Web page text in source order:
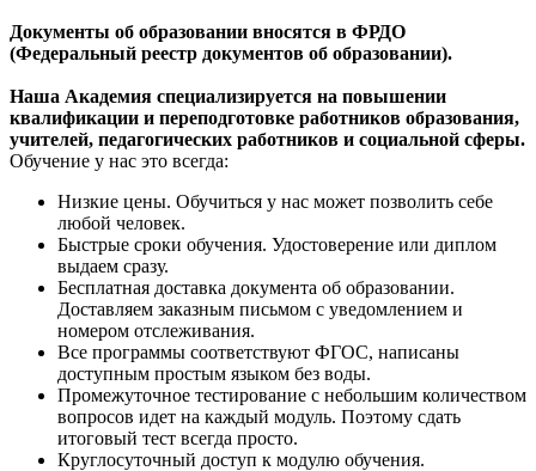
Документы об образовании вносятся в ФРДО
(Федеральный реестр документов об образовании).
Наша Академия специализируется на повышении
квалификации и переподготовке работников образования,
учителей, педагогических работников и социальной сферы.
Обучение у нас это всегда:
Низкие цены. Обучиться у нас может позволить себе
любой человек.
Быстрые сроки обучения. Удостоверение или диплом
выдаем сразу.
Бесплатная доставка документа об образовании.
Доставляем заказным письмом с уведомлением и
номером отслеживания.
Все программы соответствуют ФГОС, написаны
доступным простым языком без воды.
Промежуточное тестирование с небольшим количеством
вопросов идет на каждый модуль. Поэтому сдать
итоговый тест всегда просто.
Круглосуточный доступ к модулю обучения.